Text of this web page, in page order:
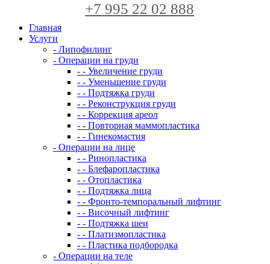
+7 995 22 02 888
Главная
Услуги
- Липофилинг
- Операции на груди
- - Увеличение груди
- - Уменьшение груди
- - Подтяжка груди
- - Реконструкция груди
- - Коррекция ареол
- - Повторная маммопластика
- - Гинекомастия
- Операции на лице
- - Ринопластика
- - Блефаропластика
- - Отопластика
- - Подтяжка лица
- - Фронто-темпоральный лифтинг
- - Височный лифтинг
- - Подтяжка шеи
- - Платизмопластика
- - Пластика подбородка
- Операции на теле